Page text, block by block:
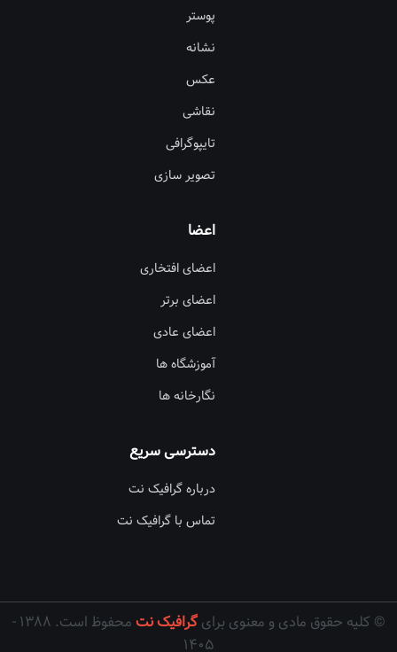
پوستر
نشانه
عکس
نقاشی
تایپوگرافی
تصویر سازی
اعضا
اعضای افتخاری
اعضای برتر
اعضای عادی
آموزشگاه ها
نگارخانه ها
دسترسی سریع
درباره گرافیک نت
تماس با گرافیک نت
© کلیه حقوق مادی و معنوی برایگرافیک نت
محفوظ است. ۱۳۸۸ -
۱۴۰۵